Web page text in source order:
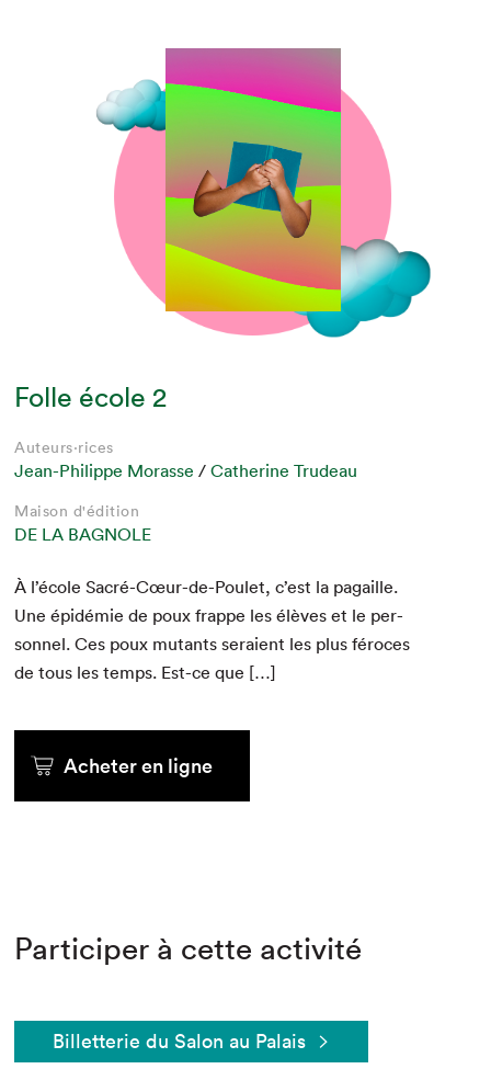
Folle école 2
Auteurs·rices
Jean-Philippe Morasse /Catherine Trudeau
Maison d'édition
DE LA BAGNOLE
À l’é­cole Sacré-Cœur-de-Poulet, c’est la pagaille.
Une épidémie de poux frappe les élèves et le per­
son­nel. Ces poux mutants seraient les plus féro­ces
de tous les temps. Est-ce que […]
Acheter en ligne
Participer à cette activité
Billetterie du Salon au Palais